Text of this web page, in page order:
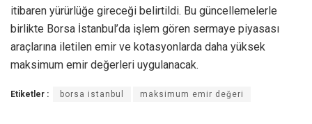
itibaren yürürlüğe gireceği belirtildi. Bu güncellemelerle
birlikte Borsa İstanbul’da işlem gören sermaye piyasası
araçlarına iletilen emir ve kotasyonlarda daha yüksek
maksimum emir değerleri uygulanacak.
Etiketler : borsa istanbul maksimum emir değeri